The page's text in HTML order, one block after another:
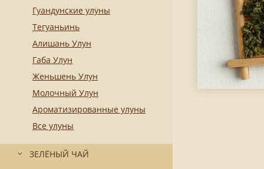
Гуандунские улуны
Тегуаньинь
Алишань Улун
Габа Улун
Женьшень Улун
Молочный Улун
Ароматизированные улуны
Все улуны
ЗЕЛЁНЫЙ ЧАЙ